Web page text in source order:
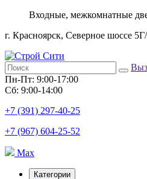
Входные, межкомнатные
г. Красноярск, Северное шоссе
Пн-Пт: 9:00-17:00
Сб: 9:00-14:00
+7 (391) 297-40-25
+7 (967) 604-25-52
Max
Категории